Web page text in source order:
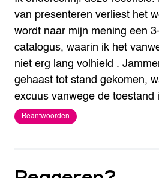
van presenteren verliest het
wordt naar mijn mening een
catalogus, waarin ik het
niet erg lang volhield .
gehaast tot stand gekomen,
excuus vanwege de
Beantwoorden